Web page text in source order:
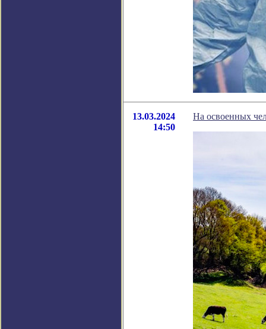
13.03.2024
14:50
На освоенных